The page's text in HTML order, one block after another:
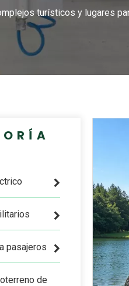
turísticos y lugares
pasajeros
de